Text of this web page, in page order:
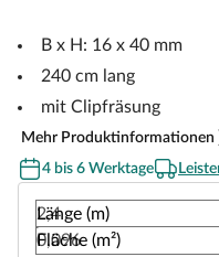
B x H: 16 x 40 mm
240 cm lang
mit Clipfräsung
Mehr Produktinformationen
4 bis 6 Werktage
Länge (m)
Fläche (m²)